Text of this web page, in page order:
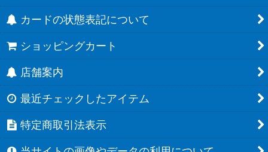
カードの状態表記について
ショッピングカート
店舗案内
最近チェックしたアイテム
特定商取引法表示